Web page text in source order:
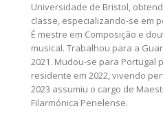
Universidade de Bristol,
classe, especializando-se em
É mestre em Composição e
musical. Trabalhou para a
2021. Mudou-se para Portugal
residente em 2022, vivendo
2023 assumiu o cargo de
Filarmónica Penelense.